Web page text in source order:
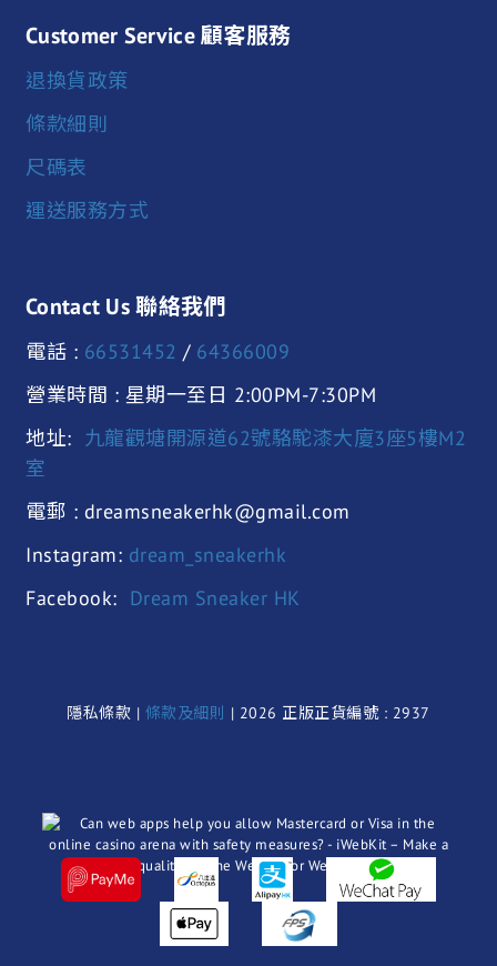
Customer Service 顧客服務
退換貨政策
條款細則
尺碼表
運送服務方式
Contact Us 聯絡我們
電話 : 66531452 / 64366009
營業時間 : 星期一至日 2:00PM-7:30PM
地址:
九龍觀塘開源道62號駱駝漆大廈3座5樓M2
室
電郵 : dreamsneakerhk@gmail.com
Instagram: dream_sneakerhk
Facebook: Dream Sneaker HK
隱私條款 | 條款及細則 | 2026 正版正貨編號 : 2937